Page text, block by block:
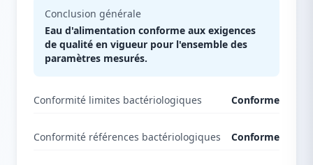
Conclusion générale
Eau d'alimentation conforme aux exigences
de qualité en vigueur pour l'ensemble des
paramètres mesurés.
Conformité limites bactériologiques Conforme
Conformité références bactériologiques Conforme